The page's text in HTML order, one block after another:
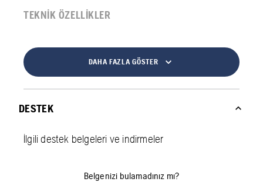
TEKNIK ÖZELLIKLER
DAHA FAZLA GÖSTER
DESTEK
İlgili destek belgeleri ve indirmeler
Belgenizi bulamadınız mı?